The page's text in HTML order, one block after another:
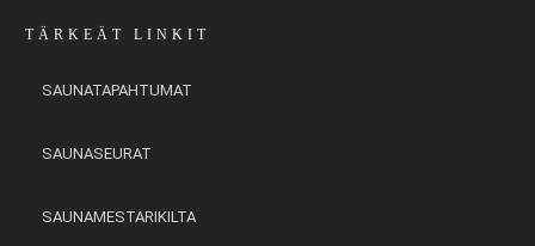
TÄRKEÄT LINKIT
SAUNATAPAHTUMAT
SAUNASEURAT
SAUNAMESTARIKILTA